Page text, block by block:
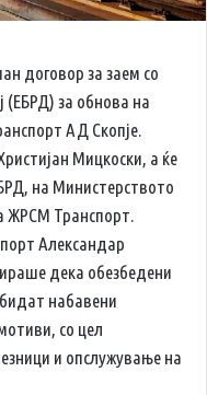
договор за заем со
(ЕБРД) за обнова на
АД Скопје.
Мицкоски, а ќе
на Министерството
ЖРСМ Транспорт.
Александар
дека обезбедени
набавени
со цел
и опслужување на